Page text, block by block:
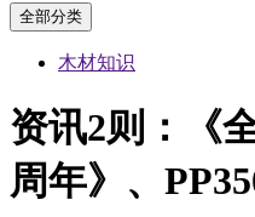
全部分类
木材知识
资讯2则：《
周年》、